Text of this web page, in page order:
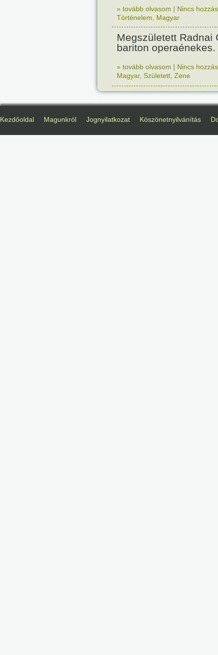
» tovább olvasom | Nincs
Történelem
Magyar
Megszületett Radnai
bariton operaénekes.
» tovább olvasom | Nincs
Magyar, Született Zene
Kezdőoldal Magunkról Jognyilatkozat Köszönetnyilvánítás